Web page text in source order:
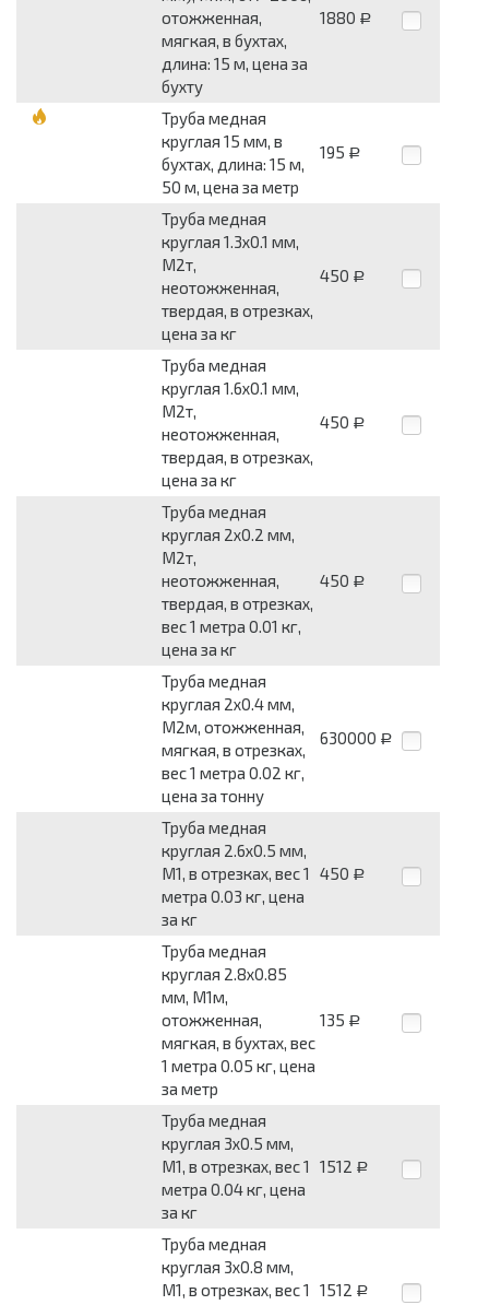
отожженная,
мягкая, в бухтах,
длина: 15 м, цена за
бухту
1880 Р
Труба медная
круглая 15 мм, в
бухтах, длина: 15 м,
50 м, цена за метр
195 Р
Труба медная
круглая 1.3x0.1 мм,
М2т,
неотожженная,
твердая, в отрезках,
цена за кг
450 Р
Труба медная
круглая 1.6x0.1 мм,
М2т,
неотожженная,
твердая, в отрезках,
цена за кг
450 Р
Труба медная
круглая 2x0.2 мм,
М2т,
неотожженная,
твердая, в отрезках,
вес 1 метра 0.01 кг,
цена за кг
450 Р
Труба медная
круглая 2x0.4 мм,
М2м, отожженная,
мягкая, в отрезках,
вес 1 метра 0.02 кг,
цена за тонну
630000 Р
Труба медная
круглая 2.6x0.5 мм,
М1, в отрезках, вес 1
метра 0.03 кг, цена
за кг
450 Р
Труба медная
круглая 2.8x0.85
мм, М1м,
отожженная,
мягкая, в бухтах, вес
1 метра 0.05 кг, цена
за метр
135 Р
Труба медная
круглая 3x0.5 мм,
М1, в отрезках, вес 1
метра 0.04 кг, цена
за кг
1512 Р
Труба медная
круглая 3x0.8 мм,
М1, в отрезках, вес 1
1512 Р